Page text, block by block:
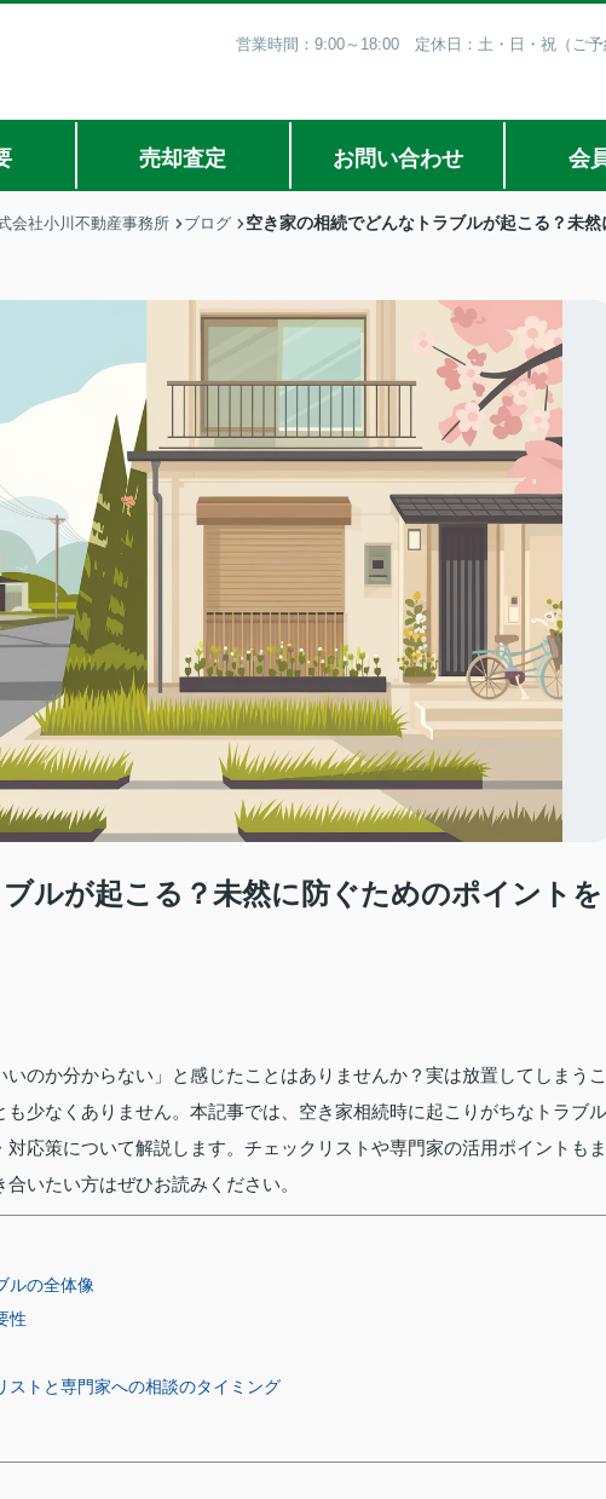
営業時間：9:00～18:00 定休日：土・日・祝（ご
売却査定 お問い合わせ 会
会社小川不動産事務所 ブログ 空き家の相続でどんなトラブルが起こる？未
ルが起こる？未然に防ぐためのポイントを
のか分からない」と感じたことはありませんか？実は放置してしまうこ
少なくありません。本記事では、空き家相続時に起こりがちなトラブル
応策について解説します。チェックリストや専門家の活用ポイントもま
いたい方はぜひお読みください。
ルの全体像
性
ストと専門家への相談のタイミング